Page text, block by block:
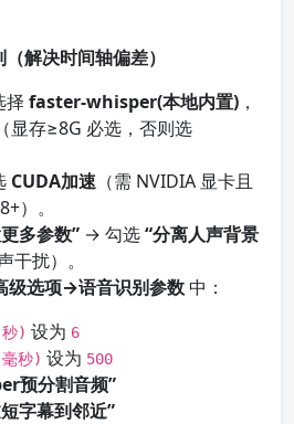
解决时间轴偏差）
择 faster-whisper(本地内置) ，
（显存≥8G 必选，否则选
CUDA加速 （需 NVIDIA 显卡且
）。
多参数” → 勾选“分离人声背景
干扰）。
选项→语音识别参数中：
) 设为 6
秒) 设为 500
预分割音频”
字幕到邻近”